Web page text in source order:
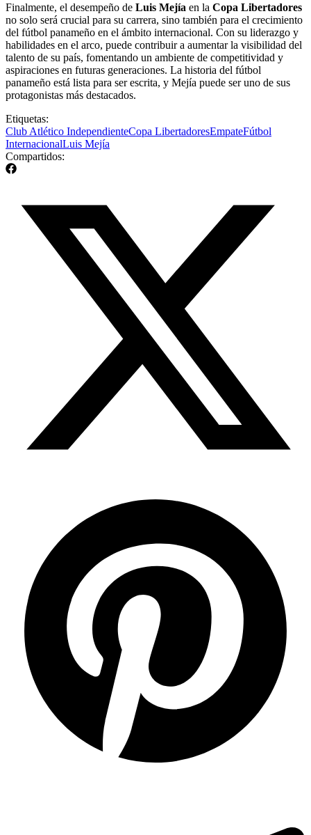
Finalmente, el desempeño de Luis Mejía en la Copa Libertadores
no solo será crucial para su carrera, sino también para el crecimiento
del fútbol panameño en el ámbito internacional. Con su liderazgo y
habilidades en el arco, puede contribuir a aumentar la visibilidad del
talento de su país, fomentando un ambiente de competitividad y
aspiraciones en futuras generaciones. La historia del fútbol
panameño está lista para ser escrita, y Mejía puede ser uno de sus
protagonistas más destacados.
Etiquetas:
Club Atlético IndependienteCopa LibertadoresEmpateFútbol
InternacionalLuis Mejía
Compartidos: